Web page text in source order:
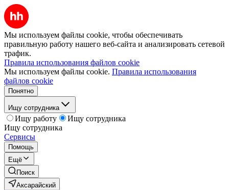
Мы используем файлы cookie, чтобы обеспечивать
правильную работу нашего веб-сайта и анализировать сетевой
трафик.
Правила использования файлов cookie
Мы используем файлы cookie. Правила использования
файлов cookie
Понятно
Ищу сотрудника
Ищу работу
Ищу сотрудника
Ищу сотрудника
Сервисы
Помощь
Ещё
Поиск
Аксарайский